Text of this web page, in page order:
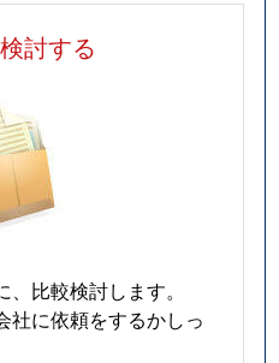
討する
比較検討します。
社に依頼をするかしっ